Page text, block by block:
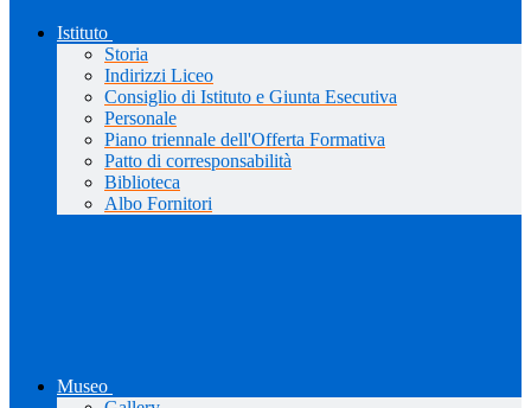
Istituto
Storia
Indirizzi Liceo
Consiglio di Istituto e Giunta Esecutiva
Personale
Piano triennale dell'Offerta Formativa
Patto di corresponsabilità
Biblioteca
Albo Fornitori
Museo